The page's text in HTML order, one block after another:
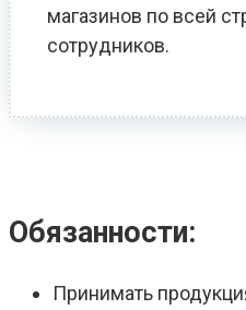
магазинов по всей
сотрудников.
Обязанности:
Принимать